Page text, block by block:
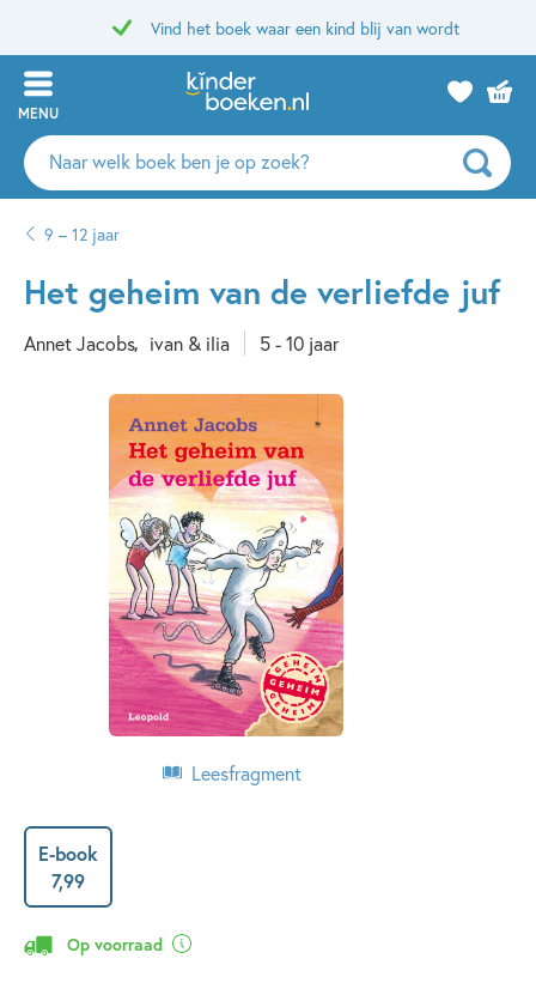
Vind het boek waar een kind blij van wordt
MENU
Zoeken
naar
auteurs
uitgevers
9 – 12 jaar
Het geheim van de verliefde juf
Annet Jacobs ivan & ilia 5 - 10 jaar
Leesfragment
E-book
7,99
Op voorraad